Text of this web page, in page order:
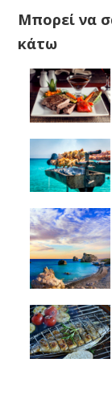
Μπορεί να
κάτω